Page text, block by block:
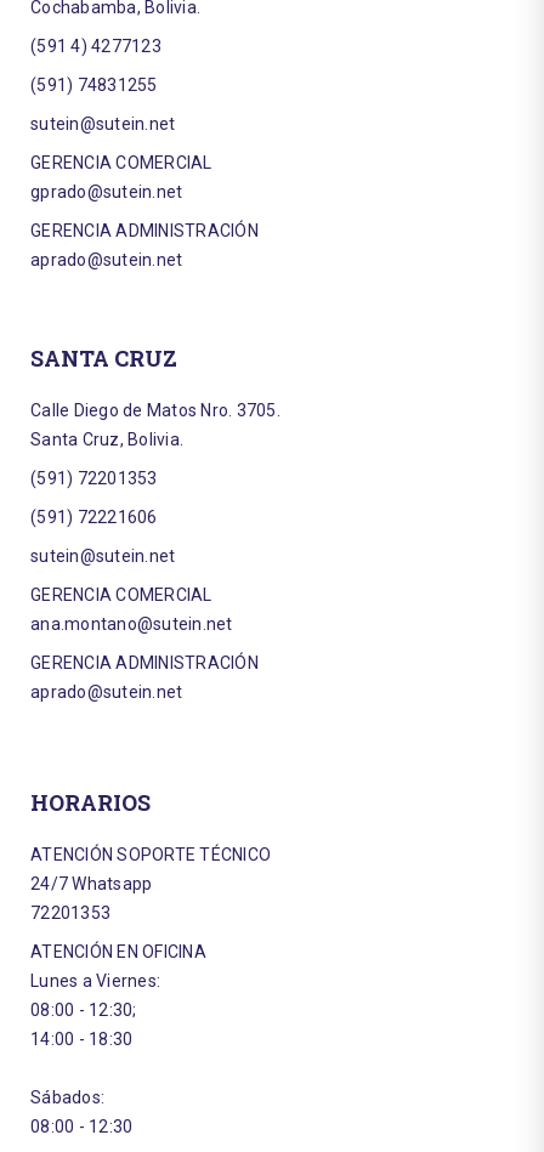
Cochabamba, Bolivia.
(591 4) 4277123
(591) 74831255
sutein@sutein.net
GERENCIA COMERCIAL
gprado@sutein.net
GERENCIA ADMINISTRACIÓN
aprado@sutein.net
SANTA CRUZ
Calle Diego de Matos Nro. 3705.
Santa Cruz, Bolivia.
(591) 72201353
(591) 72221606
sutein@sutein.net
GERENCIA COMERCIAL
ana.montano@sutein.net
GERENCIA ADMINISTRACIÓN
aprado@sutein.net
HORARIOS
ATENCIÓN SOPORTE TÉCNICO
24/7 Whatsapp
72201353
ATENCIÓN EN OFICINA
Lunes a Viernes:
08:00 - 12:30;
14:00 - 18:30
Sábados:
08:00 - 12:30